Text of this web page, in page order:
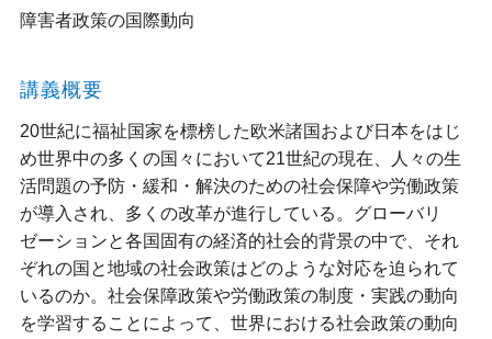
障害者政策の国際動向
講義概要
20世紀に福祉国家を標榜した欧米諸国および日本をはじ
め世界中の多くの国々において21世紀の現在、人々の生
活問題の予防・緩和・解決のための社会保障や労働政策
が導入され、多くの改革が進行している。グローバリ
ゼーションと各国固有の経済的社会的背景の中で、それ
ぞれの国と地域の社会政策はどのような対応を迫られて
いるのか。社会保障政策や労働政策の制度・実践の動向
を学習することによって、世界における社会政策の動向